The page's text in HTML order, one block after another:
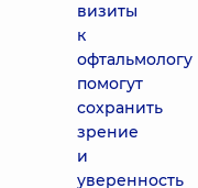
визиты
к
офтальмологу
помогут
сохранить
зрение
и
уверенность